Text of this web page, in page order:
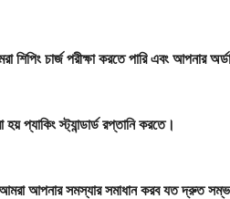
চার্জ পরীক্ষা করতে পারি এবং আপনার
হয় প্যাকিং স্ট্যান্ডার্ড রপ্তানি করতে।
আপনার সমস্যার সমাধান করব যত দ্রুত